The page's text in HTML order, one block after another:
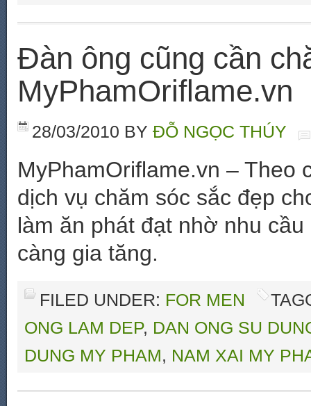
Đàn ông cũng cần
MyPhamOriflame.vn
28/03/2010 BY ĐỖ NGỌC THÚY
MyPhamOriflame.vn –
dịch vụ chăm sóc sắc đẹp
làm ăn phát đạt nhờ nhu
càng gia tăng.
FILED UNDER: FOR MEN
ONG LAM DEP, DAN ONG SU
DUNG MY PHAM, NAM XAI MY